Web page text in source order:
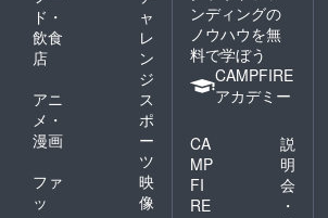
ド・
飲食
店
ャ
レ
ン
ジ
アニ
メ・
漫画
ス
ポ
ー
ツ
ファ
ッ
映
像
ンディングの
ノウハウを無
料で学ぼう
CAMPFIRE
アカデミー
CA
MP
FI
RE
説
明
会
・